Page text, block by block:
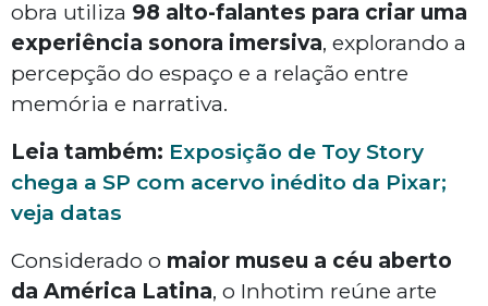
obra utiliza 98 alto-falantes para criar uma
experiência sonora imersiva, explorando a
percepção do espaço e a relação entre
memória e narrativa.
Leia também: Exposição de Toy Story
chega a SP com acervo inédito da Pixar;
veja datas
Considerado o maior museu a céu aberto
da América Latina, o Inhotim reúne arte